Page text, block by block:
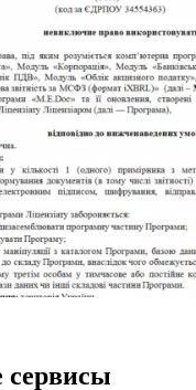
сервисы